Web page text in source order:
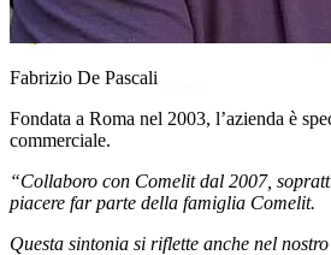
Fabrizio De Pascali
Fondata a Roma nel 2003, l’azienda è
commerciale.
“Collaboro con Comelit dal 2007,
piacere far parte della famiglia Comelit.
Questa sintonia si riflette anche nel